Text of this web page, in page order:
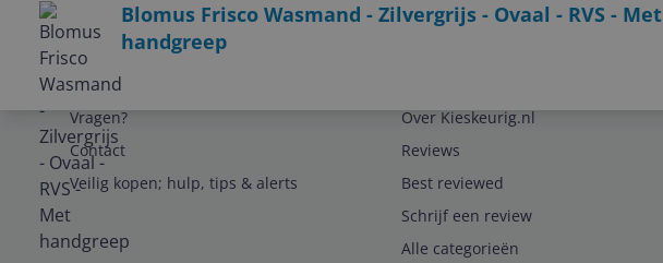
Blomus Frisco Wasmand - Zilvergrijs - Ovaal - RVS - Met
handgreep
Service
Vragen?
Contact
Veilig kopen; hulp, tips & alerts
Over Kieskeurig.nl
Reviews
Best reviewed
Schrijf een review
Alle categorieën